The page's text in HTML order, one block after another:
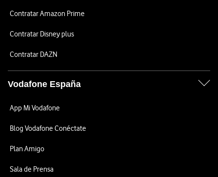
Contratar Amazon Prime
Contratar Disney plus
Contratar DAZN
Vodafone España
App Mi Vodafone
Blog Vodafone Conéctate
Plan Amigo
Sala de Prensa